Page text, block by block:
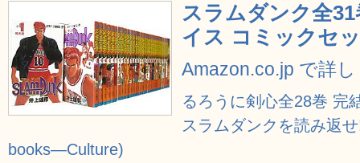
スラムダンク全
イス コミックセ
Amazon.co.jp で詳
るろうに剣心全28巻 完
スラムダンクを読み返
books―Culture)